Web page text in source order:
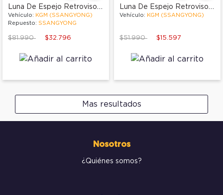
Luna De Espejo Retrovisor Izquierdo
Vehículo: KGM (SSANGYONG)
Repuesto: SSANGYONG
Price reduced from
$81.990to $32.796
Luna De Espejo Retrovisor Izquierdo
Vehículo: KGM (SSANGYONG)
Price reduced from
$51.990to $15.597
Mas resultados
Nosotros
¿Quiénes somos?